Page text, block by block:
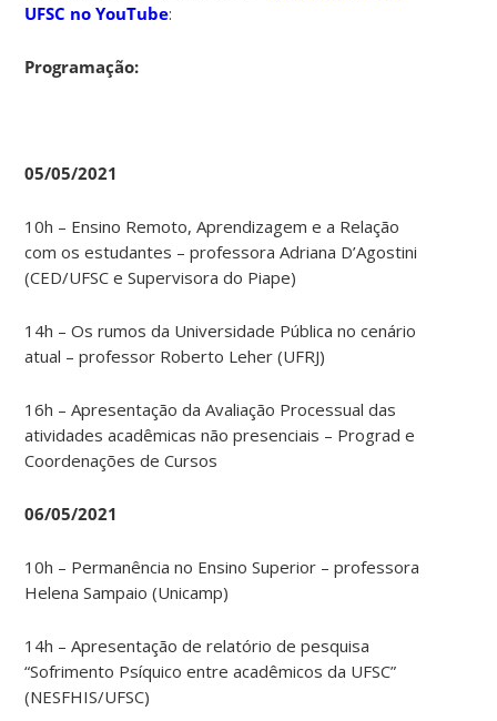
UFSC no YouTube:
Programação:
05/05/2021
10h – Ensino Remoto, Aprendizagem e a Relação
com os estudantes – professora Adriana D’Agostini
(CED/UFSC e Supervisora do Piape)
14h – Os rumos da Universidade Pública no cenário
atual – professor Roberto Leher (UFRJ)
16h – Apresentação da Avaliação Processual das
atividades acadêmicas não presenciais – Prograd e
Coordenações de Cursos
06/05/2021
10h – Permanência no Ensino Superior – professora
Helena Sampaio (Unicamp)
14h – Apresentação de relatório de pesquisa
“Sofrimento Psíquico entre acadêmicos da UFSC”
(NESFHIS/UFSC)